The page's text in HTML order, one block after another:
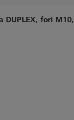
DUPLEX, fori M10,